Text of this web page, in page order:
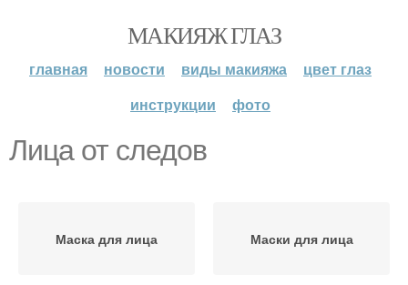
МАКИЯЖ ГЛАЗ
главная новости виды макияжа
цвет глаз
инструкции
фото
Лица от следов
Маска для лица Маски для лица